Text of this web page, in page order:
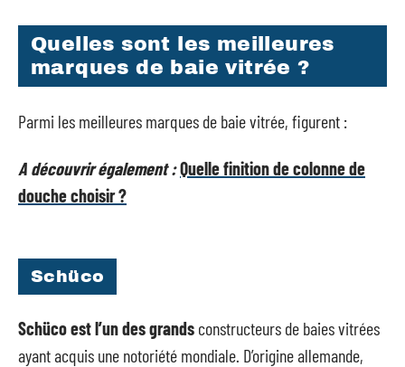
Quelles sont les meilleures
marques de baie vitrée ?
Parmi les meilleures marques de baie vitrée, figurent :
A découvrir également :Quelle finition de colonne de
douche choisir ?
Schüco
Schüco est l’un des grands constructeurs de baies vitrées
ayant acquis une notoriété mondiale. D’origine allemande,